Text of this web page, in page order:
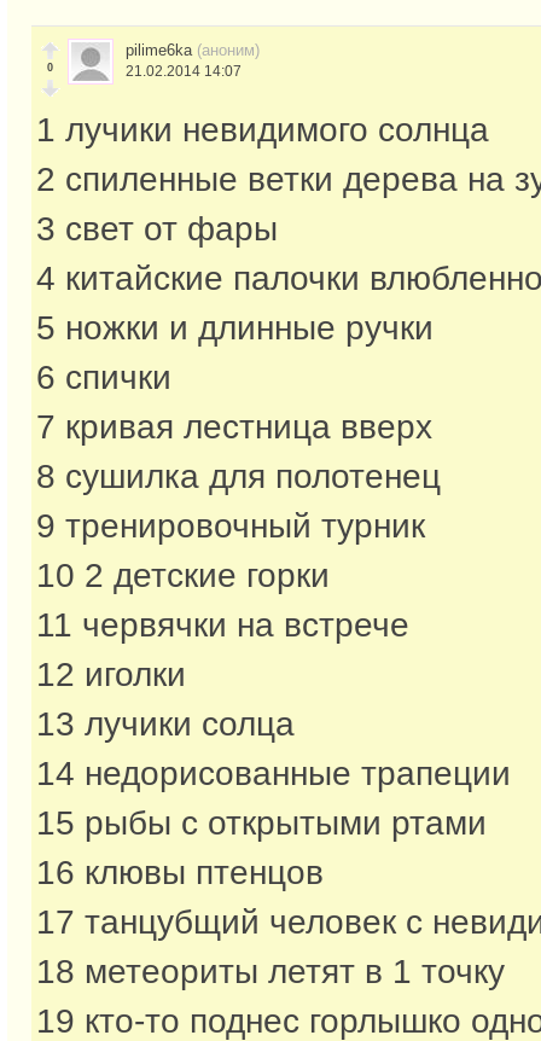
0
pilime6ka (аноним)
21.02.2014 14:07
1 лучики невидимого солнца
2 спиленные ветки дерева на
3 свет от фары
4 китайские палочки
5 ножки и длинные ручки
6 спички
7 кривая лестница вверх
8 сушилка для полотенец
9 тренировочный турник
10 2 детские горки
11 червячки на встрече
12 иголки
13 лучики солца
14 недорисованные трапеции
15 рыбы с открытыми ртами
16 клювы птенцов
17 танцубщий человек с
18 метеориты летят в 1 точку
19 кто-то поднес горлышко